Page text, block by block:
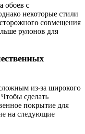
обоев с
некоторые стили
совмещения
рулонов для
из-за широкого
сделать
покрытие для
на следующие